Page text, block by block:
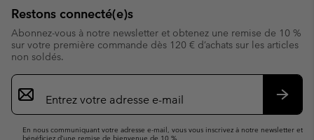
Restons connecté(e)s
Abonnez-vous à notre newsletter et obtenez une remise de 10 %
sur votre première commande dès 120 € d’achats sur les articles
non soldés.
Inscription
par
e-
En nous communiquant votre adresse e-mail, vous vous inscrivez à notre newsletter et